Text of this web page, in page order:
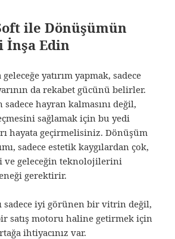
ile Dönüşümün
Edin
geleceğe yatırım yapmak, sadece
da rekabet gücünü belirler.
hayran kalmasını değil,
sağlamak için bu yedi
hayata geçirmelisiniz. Dönüşüm
sadece estetik kaygılardan çok,
geleceğin teknolojilerini
gerektirir.
sadece iyi görünen bir vitrin değil,
satış motoru haline getirmek için
ihtiyacınız var.